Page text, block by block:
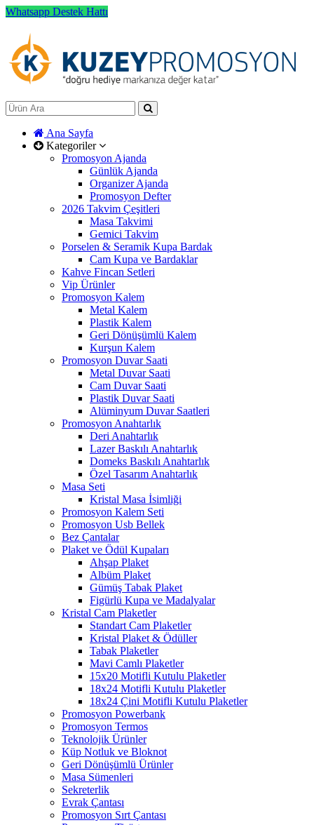
Whatsapp Destek Hattı
Ana Sayfa
Kategoriler
Promosyon Ajanda
Günlük Ajanda
Organizer Ajanda
Promosyon Defter
2026 Takvim Çeşitleri
Masa Takvimi
Gemici Takvim
Porselen & Seramik Kupa Bardak
Cam Kupa ve Bardaklar
Kahve Fincan Setleri
Vip Ürünler
Promosyon Kalem
Metal Kalem
Plastik Kalem
Geri Dönüşümlü Kalem
Kurşun Kalem
Promosyon Duvar Saati
Metal Duvar Saati
Cam Duvar Saati
Plastik Duvar Saati
Alüminyum Duvar Saatleri
Promosyon Anahtarlık
Deri Anahtarlık
Lazer Baskılı Anahtarlık
Domeks Baskılı Anahtarlık
Özel Tasarım Anahtarlık
Masa Seti
Kristal Masa İsimliği
Promosyon Kalem Seti
Promosyon Usb Bellek
Bez Çantalar
Plaket ve Ödül Kupaları
Ahşap Plaket
Albüm Plaket
Gümüş Tabak Plaket
Figürlü Kupa ve Madalyalar
Kristal Cam Plaketler
Standart Cam Plaketler
Kristal Plaket & Ödüller
Tabak Plaketler
Mavi Camlı Plaketler
15x20 Motifli Kutulu Plaketler
18x24 Motifli Kutulu Plaketler
18x24 Çini Motifli Kutulu Plaketler
Promosyon Powerbank
Promosyon Termos
Teknolojik Ürünler
Küp Notluk ve Bloknot
Geri Dönüşümlü Ürünler
Masa Sümenleri
Sekreterlik
Evrak Çantası
Promosyon Sırt Çantası